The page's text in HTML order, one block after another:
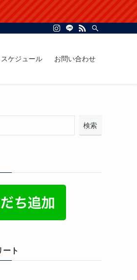
スケジュール お問い合わせ
検索
ート